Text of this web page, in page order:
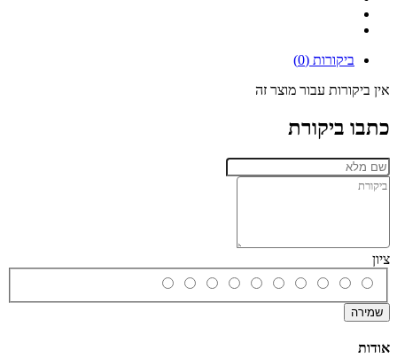
ביקורות (0)
אין ביקורות עבור מוצר זה
כתבו ביקורת
ציון
שמירה
אודות